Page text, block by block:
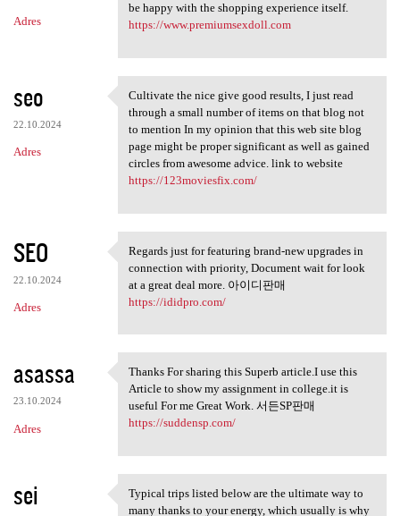
Adres
be happy with the shopping experience itself.
https://www.premiumsexdoll.com
seo
22.10.2024
Adres
Cultivate the nice give good
Cultivate the nice give good results, I just read
through a small number of items on that blog not
to mention In my opinion that this web site blog
page might be proper significant as well as gained
circles from awesome advice. link to website
https://123moviesfix.com/
SEO
22.10.2024
Adres
Regards just for featuring
Regards just for featuring brand-new upgrades in
connection with priority, Document wait for look
at a great deal more. 아이디판매
https://ididpro.com/
asassa
23.10.2024
Adres
Thanks For sharing this
Thanks For sharing this Superb article.I use this
Article to show my assignment in college.it is
useful For me Great Work. 서든SP판매
https://suddensp.com/
sei Typical trips listed below
Typical trips listed below are the ultimate way to
many thanks to your energy, which usually is why